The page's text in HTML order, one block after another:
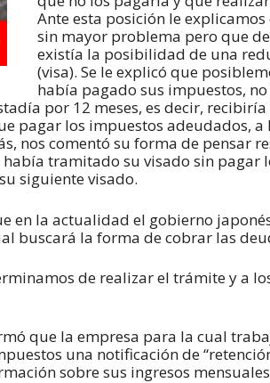
Ante esta posición le
sin mayor problema pero que
existía la posibilidad de una
(visa). Se le explicó que
había pagado sus impuestos,
por 12 meses, es decir,
pagar los impuestos adeudados,
nos comentó su forma de pensar
tramitado su visado sin pagar
siguiente visado.
en la actualidad el gobierno
buscará la forma de cobrar las
de realizar el trámite y a
que la empresa para la cual
una notificación de “retención
sobre sus ingresos